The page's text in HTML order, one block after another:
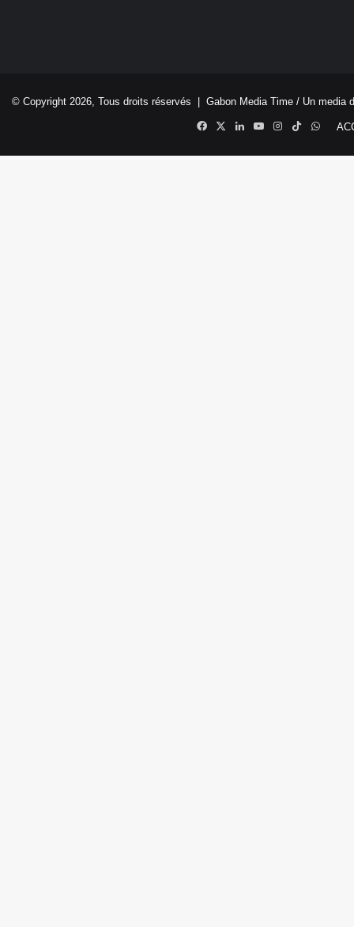
© Copyright 2026, Tous droits réservés | Gabon Media Time / Un media
Facebook
X LinkedinYouTubeInstagram
TikTok